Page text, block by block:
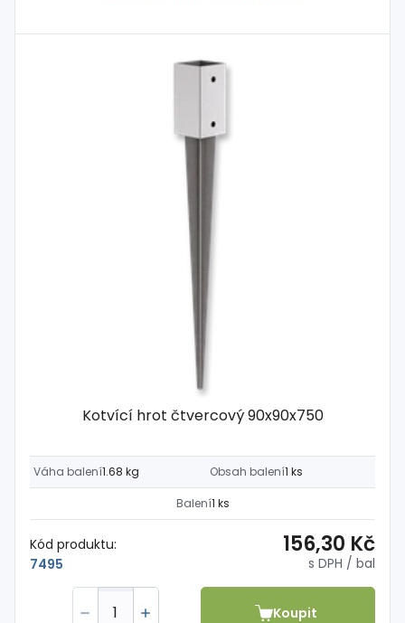
Kotvící hrot čtvercový 90x90x750
Váha balení1.68 kg Obsah balení1 ks
Balení1 ks
Kód produktu:
7495
156,30 Kč
s DPH / bal
Koupit